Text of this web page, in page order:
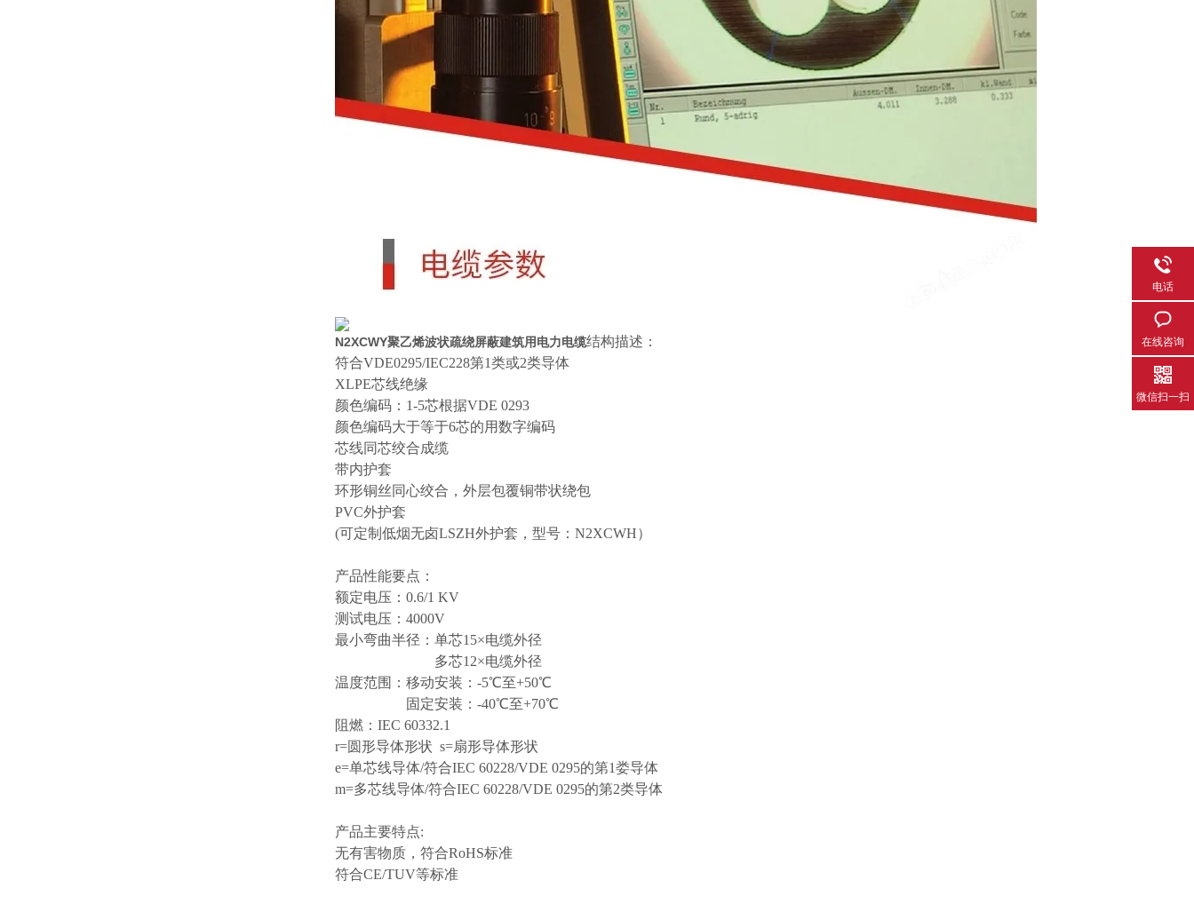
N2XCWY聚乙烯波状疏绕屏蔽建筑用电力电缆结构描述：
符合VDE0295/IEC228第1类或2类导体
XLPE芯线绝缘
颜色编码： 1-5芯根据VDE 0293
颜色编码大于等于6芯的用数字编码
芯线同芯绞合成缆
带内护套
环形铜丝同心绞合，外层包覆铜带状绕包
PVC外护套
(可定制低烟无卤LSZH外护套，型号：N2XCWH）
产品性能要点：
额定电压： 0.6/1 KV
测试电压： 4000V
最小弯曲半径：单芯15×电缆外径
多芯12×电缆外径
温度范围：移动安装： -5℃至+50℃
固定安装： -40℃至+70℃
阻燃： IEC 60332.1
r=圆形导体形状 s=扇形导体形状
e=单芯线导体/符合IEC 60228/VDE 0295的第1娄导体
m=多芯线导体/符合IEC 60228/VDE 0295的第2类导体
产品主要特点:
无有害物质，符合RoHS标准
符合CE/TUV等标准
电话
在线咨询
微信扫一扫